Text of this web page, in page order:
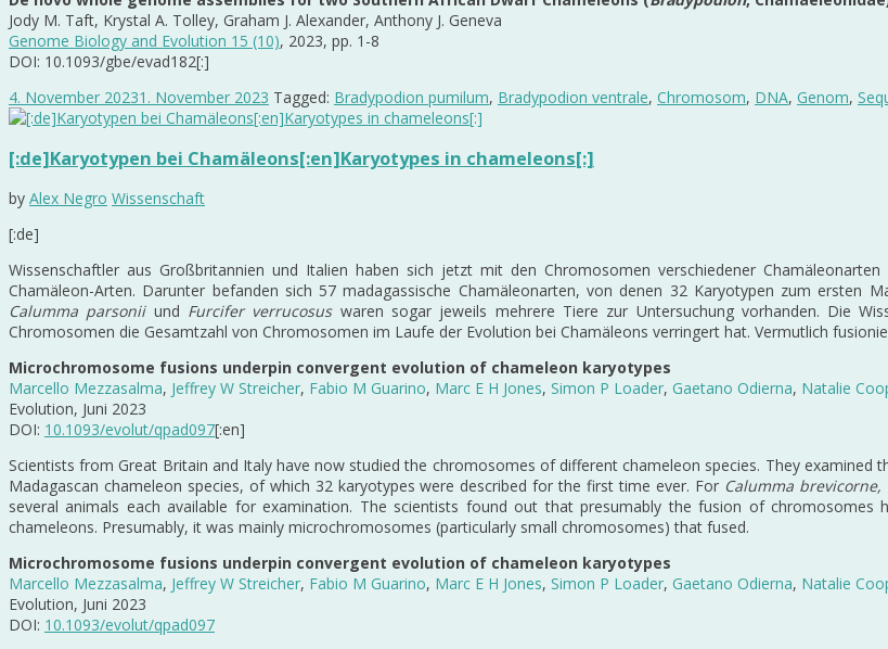
Jody M. Taft, Krystal A. Tolley, Graham J. Alexander, Anthony J. Geneva
Genome Biology and Evolution 15 (10), 2023, pp. 1-8
DOI: 10.1093/gbe/evad182[:]
4. November 20231. November 2023 Tagged: Bradypodion pumilum, Bradypodion ventrale, Chromosom, DNA, Genom,
[:de]Karyotypen bei Chamäleons[:en]Karyotypes in chameleons[:]
by Alex Negro Wissenschaft
[:de]
Wissenschaftler aus Großbritannien und Italien haben sich jetzt mit den Chromosomen verschiedener
Chamäleon-Arten. Darunter befanden sich 57 madagassische Chamäleonarten, von denen 32 Karyotypen zum ersten
Calumma parsoniiund Furcifer verrucosuswaren sogar jeweils mehrere Tiere zur Untersuchung vorhanden. Die
Chromosomen die Gesamtzahl von Chromosomen im Laufe der Evolution bei Chamäleons verringert hat. Vermutlich
Microchromosome fusions underpin convergent evolution of chameleon karyotypes
Marcello Mezzasalma, Jeffrey W Streicher, Fabio M Guarino, Marc E H Jones, Simon P Loader, Gaetano Odierna, Natalie
Evolution, Juni 2023
DOI: 10.1093/evolut/qpad097[:en]
Scientists from Great Britain and Italy have now studied the chromosomes of different chameleon species. They
Madagascan chameleon species, of which 32 karyotypes were described for the first time ever. For Calumma
several animals each available for examination. The scientists found out that presumably the fusion of
chameleons. Presumably, it was mainly microchromosomes (particularly small chromosomes) that fused.
Microchromosome fusions underpin convergent evolution of chameleon karyotypes
Marcello Mezzasalma, Jeffrey W Streicher, Fabio M Guarino, Marc E H Jones, Simon P Loader, Gaetano Odierna, Natalie
Evolution, Juni 2023
DOI: 10.1093/evolut/qpad097